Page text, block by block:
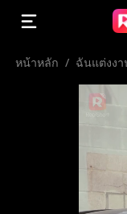
หน้าหลัก / ฉันแต่งง